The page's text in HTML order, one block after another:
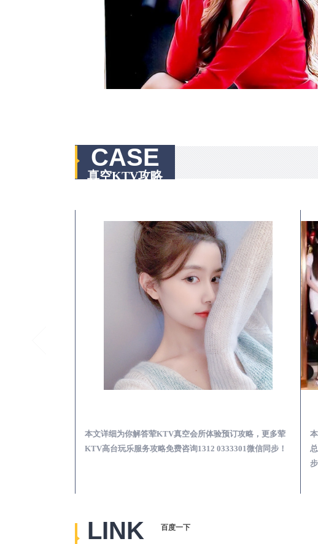
CASE
真空KTV攻略
本文详细为你解答荤KTV真空会所体验预订攻略，更多荤
KTV高台玩乐服务攻略免费咨询1312 0333301微信同步！
步
LINK 百度一下